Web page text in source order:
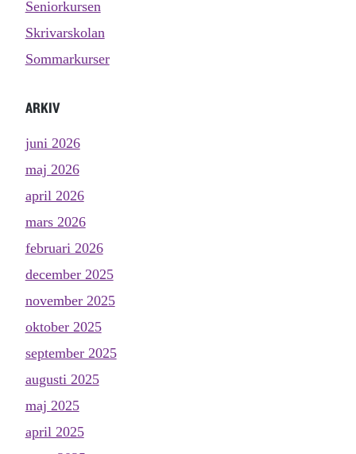
Seniorkursen
Skrivarskolan
Sommarkurser
ARKIV
juni 2026
maj 2026
april 2026
mars 2026
februari 2026
december 2025
november 2025
oktober 2025
september 2025
augusti 2025
maj 2025
april 2025